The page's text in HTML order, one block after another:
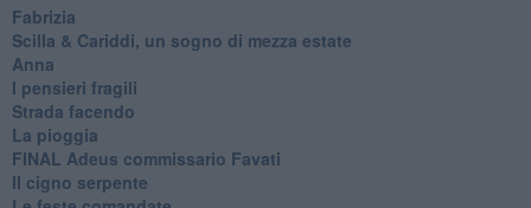
Fabrizia
​Scilla & Cariddi, un sogno di mezza estate
Anna
I pensieri fragili
Strada facendo
La pioggia
FINAL Adeus commissario Favati
Il cigno serpente